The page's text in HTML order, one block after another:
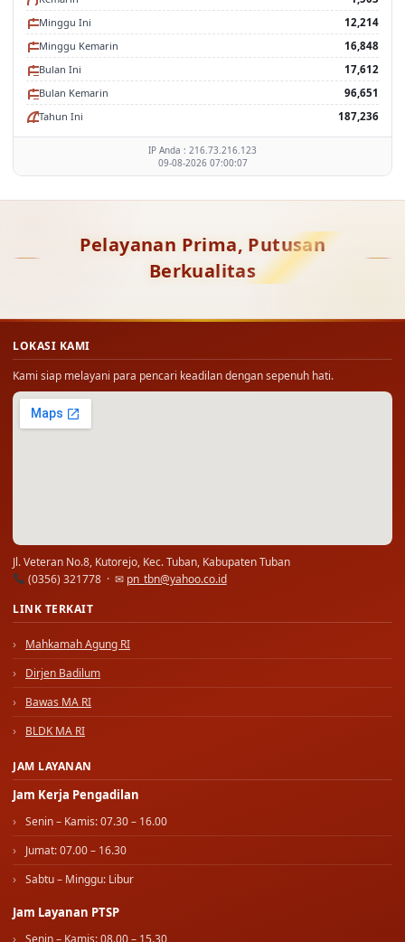
Minggu Ini
12,214
Minggu Kemarin
16,848
Bulan Ini
17,612
Bulan Kemarin
96,651
Tahun Ini
187,236
IP Anda : 216.73.216.123
09-08-2026 07:00:07
Pelayanan Prima, Putusan
Berkualitas
LOKASI KAMI
Kami siap melayani para pencari keadilan dengan sepenuh hati.
Jl. Veteran No.8, Kutorejo, Kec. Tuban, Kabupaten Tuban
(0356) 321778 · ✉ pn_tbn@yahoo.co.id
LINK TERKAIT
Mahkamah Agung RI
Dirjen Badilum
Bawas MA RI
BLDK MA RI
JAM LAYANAN
Jam Kerja Pengadilan
Senin – Kamis: 07.30 – 16.00
Jumat: 07.00 – 16.30
Sabtu – Minggu: Libur
Jam Layanan PTSP